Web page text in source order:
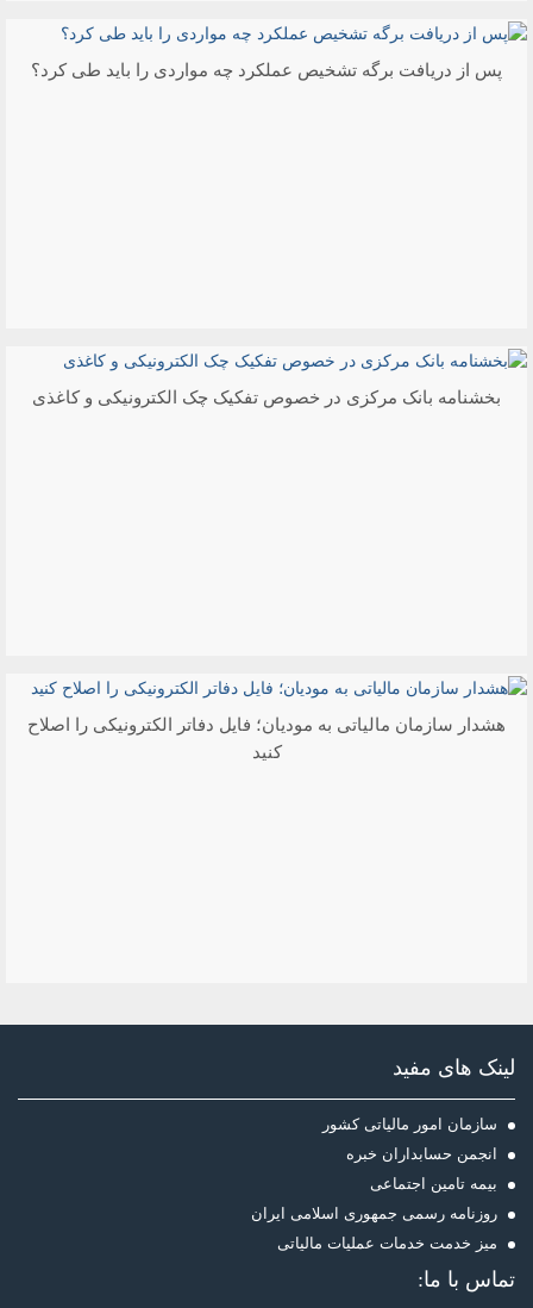
پس از دریافت برگه تشخیص عملکرد چه مواردی را باید طی کرد؟
بخشنامه بانک مرکزی در خصوص تفکیک چک الکترونیکی و کاغذی
هشدار سازمان مالیاتی به مودیان؛ فایل دفاتر الکترونیکی را اصلاح
کنید
لینک های مفید
سازمان امور مالیاتی کشور
انجمن حسابداران خبره
بیمه تامین اجتماعی
روزنامه رسمی جمهوری اسلامی ایران
میز خدمت خدمات عملیات مالیاتی
تماس با ما: